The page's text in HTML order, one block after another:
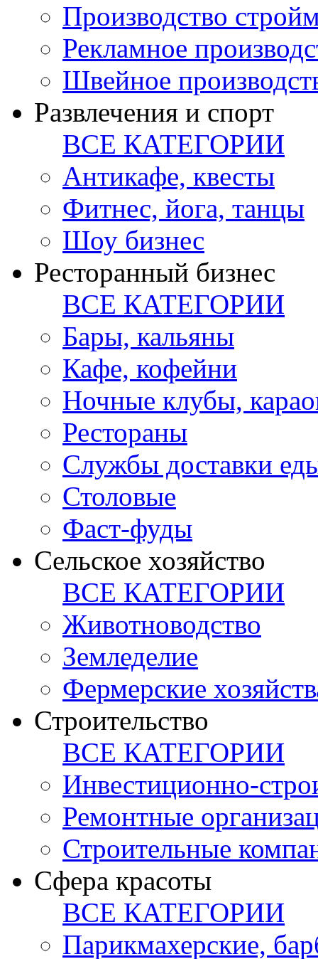
Производство
Рекламное
Швейное
Развлечения и спорт
ВСЕ КАТЕГОРИИ
Антикафе, квесты
Фитнес, йога, танцы
Шоу бизнес
Ресторанный бизнес
ВСЕ КАТЕГОРИИ
Бары, кальяны
Кафе, кофейни
Ночные клубы,
Рестораны
Службы доставки
Столовые
Фаст-фуды
Сельское хозяйство
ВСЕ КАТЕГОРИИ
Животноводство
Земледелие
Фермерские
Строительство
ВСЕ КАТЕГОРИИ
Инвестиционно-
Ремонтные
Строительные
Сфера красоты
ВСЕ КАТЕГОРИИ
Парикмахерские,